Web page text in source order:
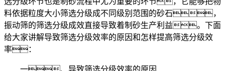
料依据粒度大小筛选分级成不同级别范围的砂石，
振动筛的筛选分级成效直接导致着制砂生产利益。下面
给大家讲解导致筛选分级效率的原因和怎样提高筛选分级效
率：
一、导致筛选分级效率的原因